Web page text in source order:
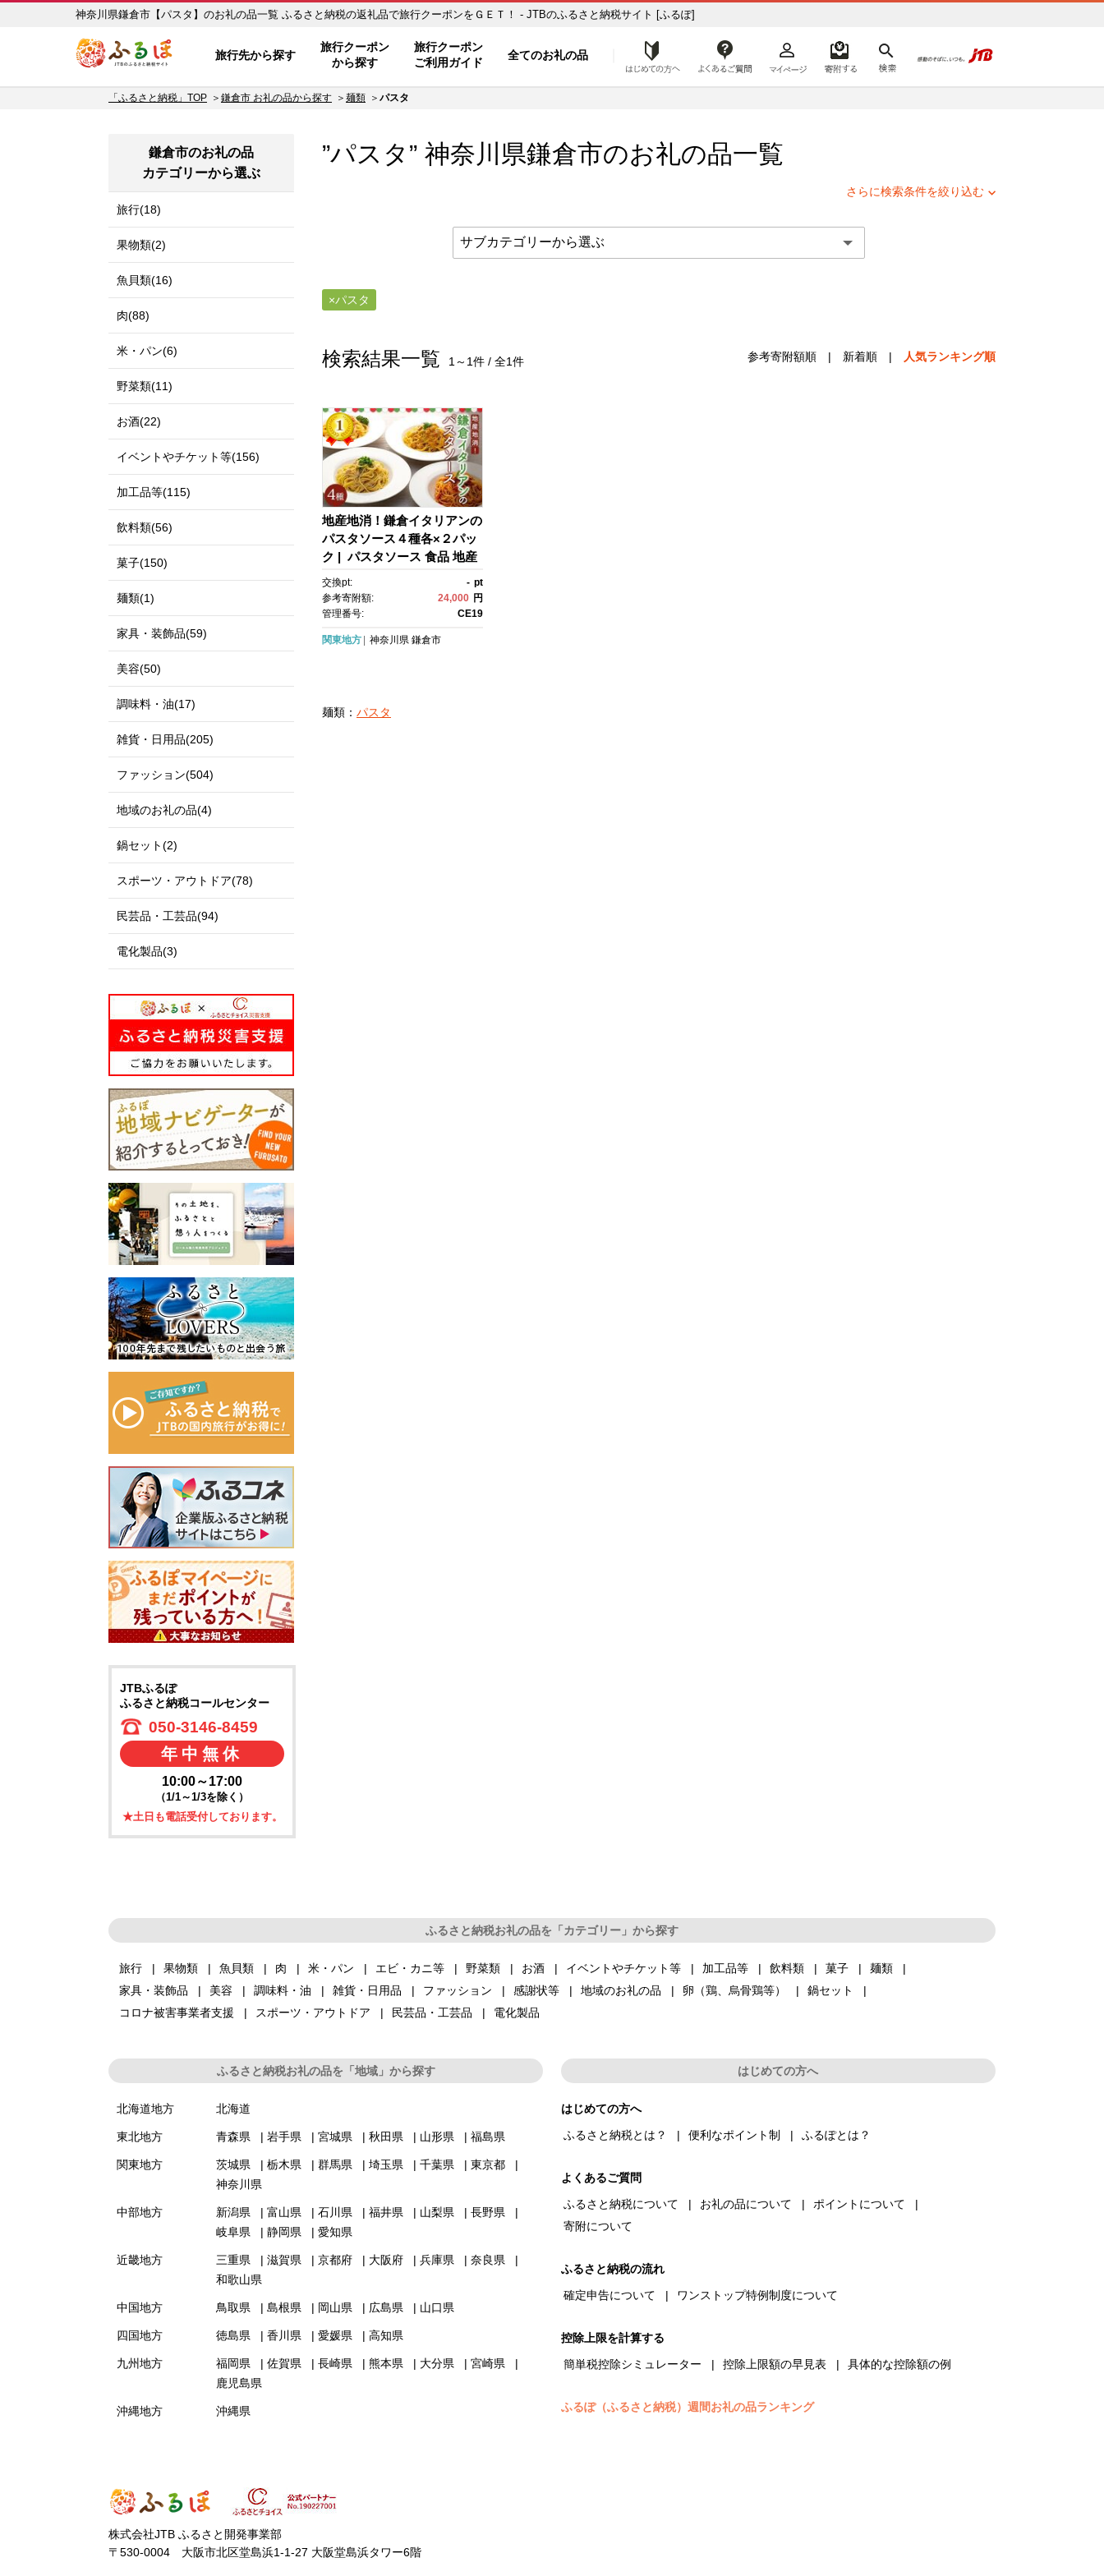
神奈川県鎌倉市【パスタ】のお礼の品一覧 ふるさと納税の返礼品で旅行クーポンをＧＥＴ！ - JTBのふるさと納税サイト [ふるぽ]
旅行先から探す
旅行クーポン
から探す
旅行クーポン
ご利用ガイド
全てのお礼の品 はじめての方へ
「ふるさと納税」TOP 鎌倉市 お礼の品から探す 麺類 パスタ
”パスタ” 神奈川県鎌倉市のお礼の品一覧
さらに検索条件を絞り込む
パスタ
検索結果一覧 1～1件 / 全1件 参考寄附額順 | 新着順 | 人気ランキング順
地産地消！鎌倉イタリアンの
パスタソース４種各×２パッ
ク | パスタソース 食品 地産
地消 イタリアン セット 人
気 おすすめ 手作り ソース 4
種 ギフトセット 送料無料 神
交換pt: - pt
参考寄附額:
24,000 円
管理番号:
CE19
関東地方 神奈川県 鎌倉市
麺類： パスタ
鎌倉市のお礼の品
カテゴリーから選ぶ
旅行(18)
果物類(2)
魚貝類(16)
肉(88)
米・パン(6)
野菜類(11)
お酒(22)
イベントやチケット等(156)
加工品等(115)
飲料類(56)
菓子(150)
麺類(1)
家具・装飾品(59)
美容(50)
調味料・油(17)
雑貨・日用品(205)
ファッション(504)
地域のお礼の品(4)
鍋セット(2)
スポーツ・アウトドア(78)
民芸品・工芸品(94)
電化製品(3)
JTBふるぽ
ふるさと納税コールセンター
050-3146-8459
年中無休
10:00～17:00
（1/1～1/3を除く）
★土日も電話受付しております。
ふるさと納税お礼の品を「カテゴリー」から探す
旅行 果物類 魚貝類 肉 米・パン エビ・カニ等 野菜類 お酒 イベントやチケット等 加工品等 飲料類 菓子
麺類
家具・装飾品
美容 調味料・油 雑貨・日用品 ファッション 感謝状等 地域のお礼の品 卵（鶏、烏骨鶏等）
鍋セット
コロナ被害事業者支援
スポーツ・アウトドア 民芸品・工芸品 電化製品
ふるさと納税お礼の品を「地域」から探す
北海道地方 北海道
東北地方 青森県 岩手県 宮城県 秋田県 山形県 福島県
関東地方 茨城県 栃木県 群馬県 埼玉県 千葉県
東京都
神奈川県
中部地方 新潟県 富山県 石川県 福井県 山梨県
長野県
岐阜県
静岡県 愛知県
近畿地方 三重県 滋賀県 京都府 大阪府 兵庫県
奈良県
和歌山県
中国地方 鳥取県 島根県 岡山県 広島県 山口県
四国地方 徳島県 香川県 愛媛県 高知県
九州地方 福岡県 佐賀県 長崎県 熊本県 大分県
宮崎県
鹿児島県
沖縄地方 沖縄県
はじめての方へ
はじめての方へ
ふるさと納税とは？
便利なポイント制 ふるぽとは？
よくあるご質問
ふるさと納税について
お礼の品について
ポイントについて
寄附について
ふるさと納税の流れ
確定申告について
ワンストップ特例制度について
控除上限を計算する
簡単税控除シミュレーター
控除上限額の早見表 具体的な控除額の例
ふるぽ（ふるさと納税）週間お礼の品ランキング
株式会社JTB ふるさと開発事業部
〒530-0004 大阪市北区堂島浜1-1-27 大阪堂島浜タワー6階